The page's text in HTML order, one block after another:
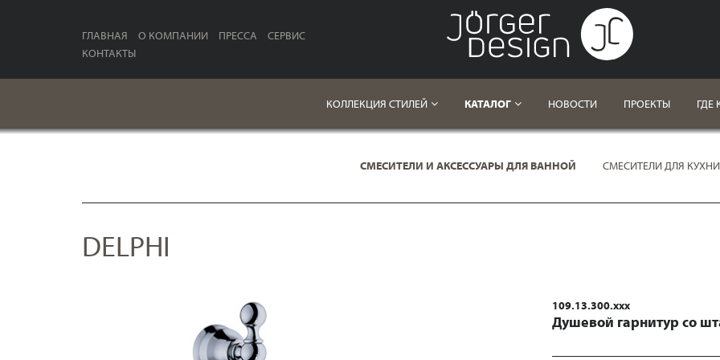
ГЛАВНАЯ О КОМПАНИИ ПРЕССА
СЕРВИС
КОНТАКТЫ
КОЛЛЕКЦИЯ СТИЛЕЙ КАТАЛОГ НОВОСТИ ПРОЕКТЫ ГДЕ
СМЕСИТЕЛИ И АКСЕССУАРЫ ДЛЯ ВАННОЙ СМЕСИТЕЛИ ДЛЯ КУХНИ
DELPHI
109.13.300.xxx
Душевой гарнитур со